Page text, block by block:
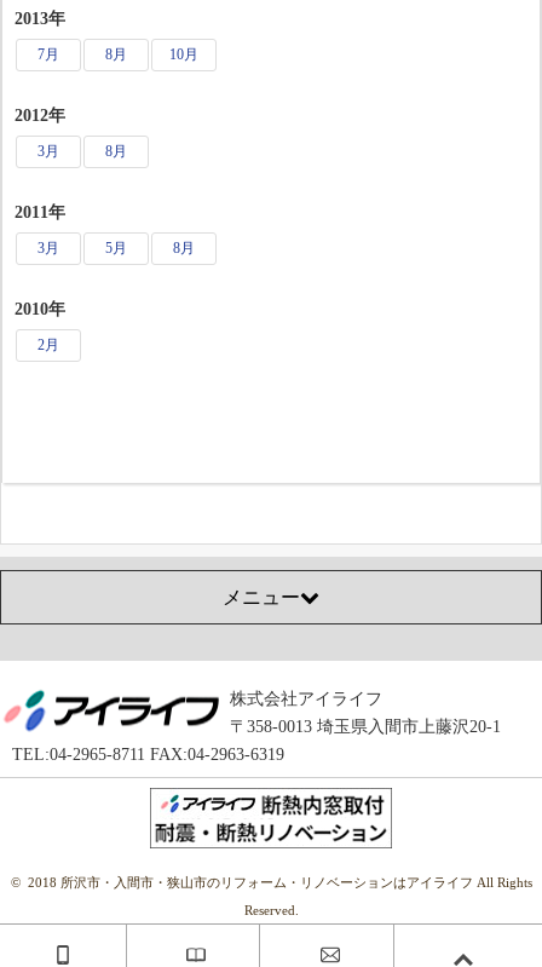
2013年
7月 8月 10月
2012年
3月 8月
2011年
3月 5月 8月
2010年
2月
メニュー
株式会社アイライフ
〒358-0013 埼玉県入間市上藤沢20-1
TEL:04-2965-8711 FAX:04-2963-6319
© 2018 所沢市・入間市・狭山市のリフォーム・リノベーションはアイライフ All Rights
Reserved.